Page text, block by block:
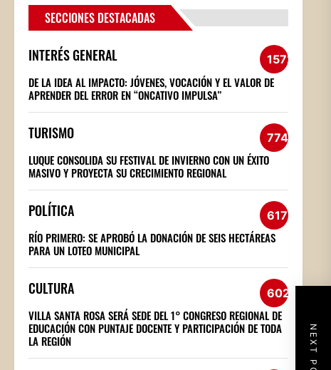
SECCIONES DESTACADAS
INTERÉS GENERAL 1572
DE LA IDEA AL IMPACTO: JÓVENES, VOCACIÓN Y EL VALOR DE
APRENDER DEL ERROR EN “ONCATIVO IMPULSA”
TURISMO 774
LUQUE CONSOLIDA SU FESTIVAL DE INVIERNO CON UN ÉXITO
MASIVO Y PROYECTA SU CRECIMIENTO REGIONAL
POLÍTICA 617
RÍO PRIMERO: SE APROBÓ LA DONACIÓN DE SEIS HECTÁREAS
PARA UN LOTEO MUNICIPAL
CULTURA 602
VILLA SANTA ROSA SERÁ SEDE DEL 1° CONGRESO REGIONAL DE
EDUCACIÓN CON PUNTAJE DOCENTE Y PARTICIPACIÓN DE TODA
LA REGIÓN